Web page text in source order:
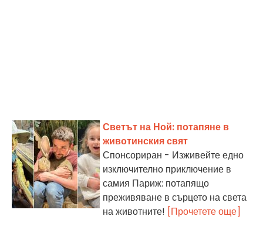
Светът на Ной: потапяне в
животинския свят
Спонсориран - Изживейте едно
изключително приключение в
самия Париж: потапящо
преживяване в сърцето на света
на животните! [Прочетете още]